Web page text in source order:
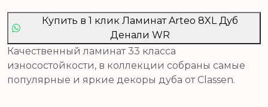
Купить в 1 клик Ламинат Arteo 8XL Дуб
Денали WR
Качественный ламинат 33 класса
износостойкости, в коллекции собраны самые
популярные и яркие декоры дуба от Classen.